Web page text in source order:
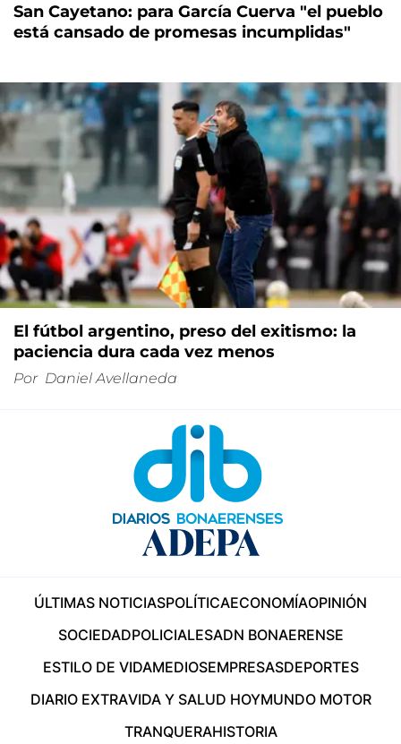
San Cayetano: para García Cuerva "el pueblo
está cansado de promesas incumplidas"
El fútbol argentino, preso del exitismo: la
paciencia dura cada vez menos
Por Daniel Avellaneda
ÚLTIMAS NOTICIASPOLÍTICAECONOMÍAOPINIÓN
SOCIEDADPOLICIALESADN BONAERENSE
ESTILO DE VIDAMEDIOSEMPRESASDEPORTES
DIARIO EXTRAVIDA Y SALUD HOYMUNDO MOTOR
TRANQUERAHISTORIA